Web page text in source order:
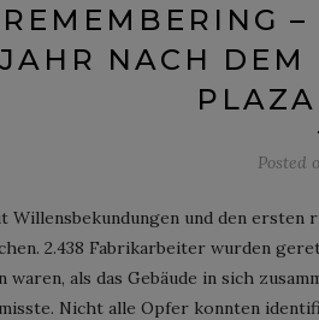
REMEMBERING
JAHR NACH DEM
Posted
Willensbekundungen und den
2.438 Fabrikarbeiter wurden
waren, als das Gebäude in sich
Nicht alle Opfer konnten